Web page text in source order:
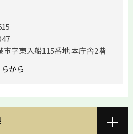
市字東入船115番地 本庁舎2階
から